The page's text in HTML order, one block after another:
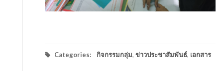
Categories: กิจกรรมกลุ่ม, ข่าวประชาสัมพันธ์, เอกสาร